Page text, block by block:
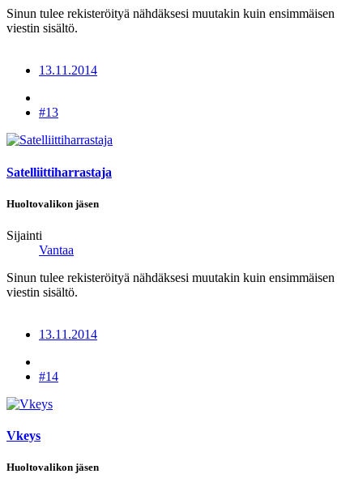
Sinun tulee rekisteröityä nähdäksesi muutakin kuin ensimmäisen
viestin sisältö.
13.11.2014
#13
Satelliittiharrastaja
Huoltovalikon jäsen
Sijainti
Vantaa
Sinun tulee rekisteröityä nähdäksesi muutakin kuin ensimmäisen
viestin sisältö.
13.11.2014
#14
Vkeys
Huoltovalikon jäsen